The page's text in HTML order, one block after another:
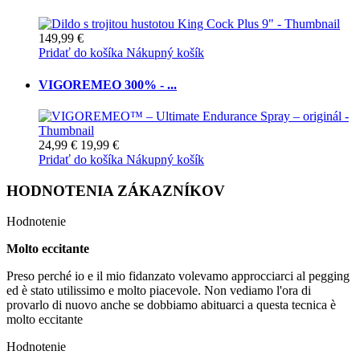
149,99 €
Pridať do košíka Nákupný košík
VIGOREMEO 300% - ...
24,99 € 19,99 €
Pridať do košíka Nákupný košík
HODNOTENIA ZÁKAZNÍKOV
Hodnotenie
Molto eccitante
Preso perché io e il mio fidanzato volevamo approcciarci al pegging
ed è stato utilissimo e molto piacevole. Non vediamo l'ora di
provarlo di nuovo anche se dobbiamo abituarci a questa tecnica è
molto eccitante
Hodnotenie